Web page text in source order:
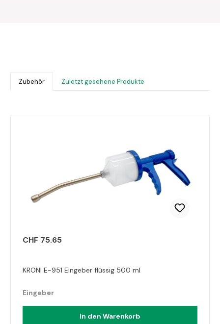
Zubehör Zuletzt gesehene Produkte
CHF 75.65
KRONI E-951 Eingeber flüssig 500 ml
Eingeber
In den Warenkorb